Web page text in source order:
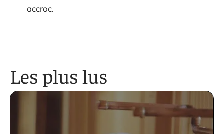
accroc.
Les plus lus